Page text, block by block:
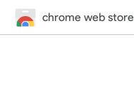
chrome web store